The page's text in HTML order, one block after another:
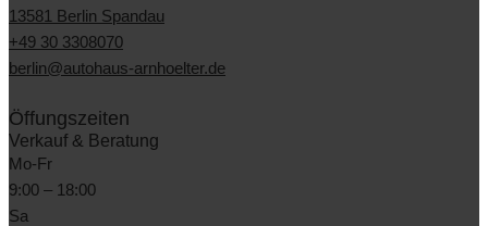
13581 Berlin Spandau
+49 30 3308070
berlin@autohaus-arnhoelter.de
Öffungszeiten
Verkauf & Beratung
Mo-Fr
9:00 – 18:00
Sa